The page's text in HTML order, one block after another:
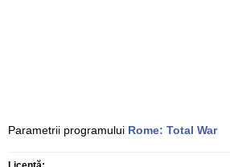
Parametrii programului Rome: Total War